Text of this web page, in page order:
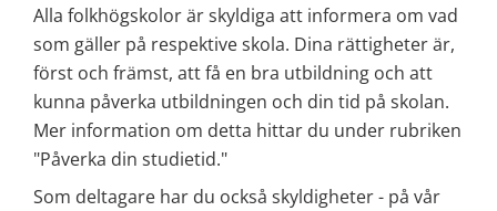
Alla folkhögskolor är skyldiga att informera om vad
som gäller på respektive skola. Dina rättigheter är,
först och främst, att få en bra utbildning och att
kunna påverka utbildningen och din tid på skolan.
Mer information om detta hittar du under rubriken
"Påverka din studietid."
Som deltagare har du också skyldigheter - på vår